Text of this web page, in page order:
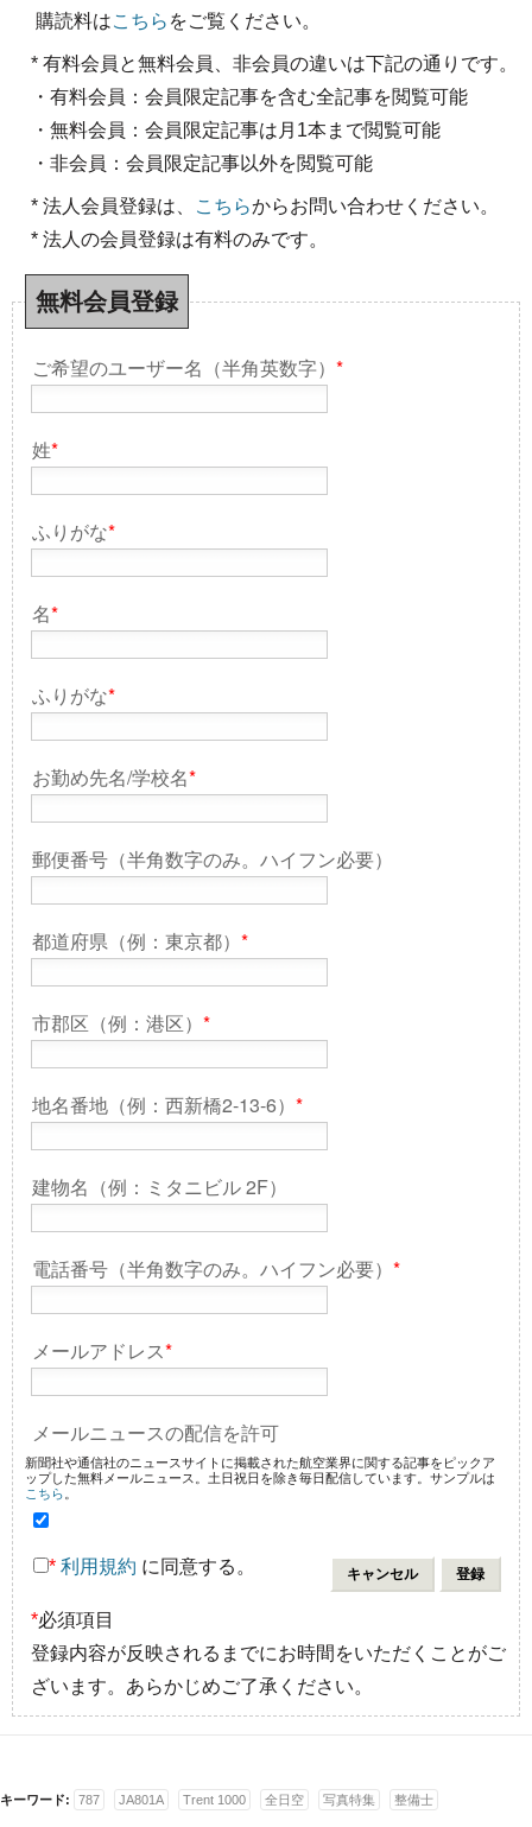
購読料はこちら をご覧ください。
* 有料会員と無料会員、非会員の違いは下記の通りです。
・有料会員：会員限定記事を含む全記事を閲覧可能
・無料会員：会員限定記事は月1本まで閲覧可能
・非会員：会員限定記事以外を閲覧可能
* 法人会員登録は、 こちらからお問い合わせください。
* 法人の会員登録は有料のみです。
無料会員登録
ご希望のユーザー名（半角英数字） *
姓*
ふりがな*
名*
ふりがな*
お勤め先名/学校名*
郵便番号（半角数字のみ。ハイフン必要）
都道府県（例：東京都） *
市郡区（例：港区） *
地名番地（例：西新橋2-13-6） *
建物名（例：ミタニビル 2F）
電話番号（半角数字のみ。ハイフン必要） *
メールアドレス*
メールニュースの配信を許可
新聞社や通信社のニュースサイトに掲載された航空業界に関する記事をピックア
ップした無料メールニュース。土日祝日を除き毎日配信しています。サンプルは
こちら
* 利用規約 に同意する。
*必須項目
登録内容が反映されるまでにお時間をいただくことがご
ざいます。あらかじめご了承ください。
キーワード: 787 JA801A Trent 1000 全日空 写真特集 整備士